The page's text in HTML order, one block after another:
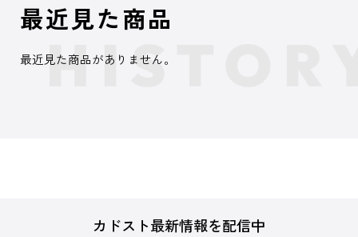
最近見た商品
最近見た商品がありません。
カドスト最新情報を配信中